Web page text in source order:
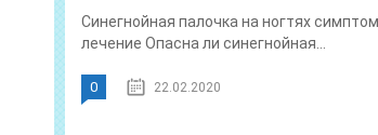
Синегнойная палочка на ногтях
лечение Опасна ли синегнойная...
0 22.02.2020